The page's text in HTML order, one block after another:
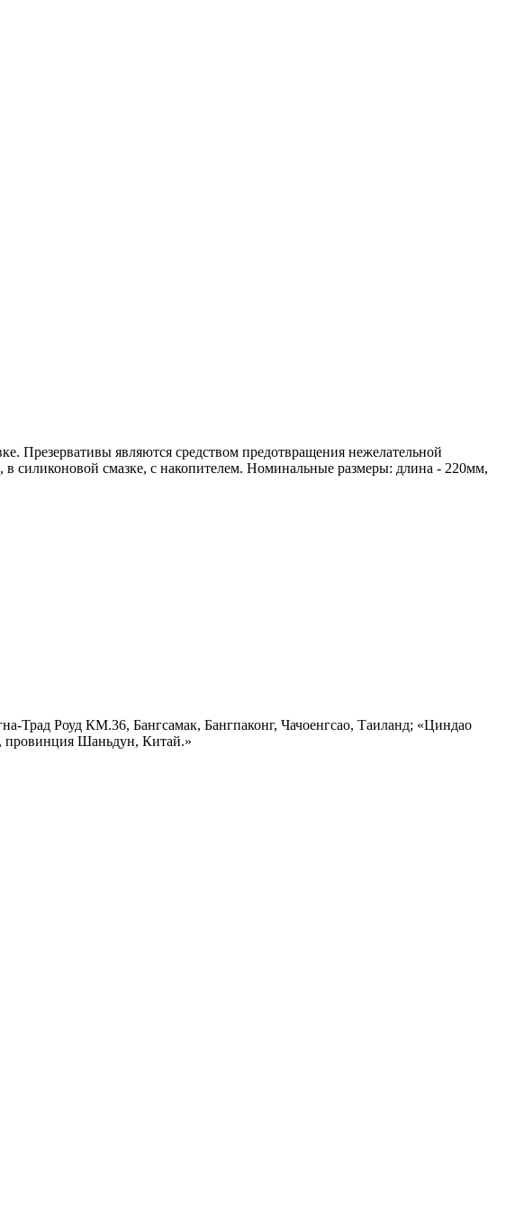
Презервативы являются средством предотвращения нежелательной
силиконовой смазке, с накопителем. Номинальные размеры: длина - 220мм,
Трад Роуд КМ.36, Бангсамак, Бангпаконг, Чачоенгсао, Таиланд; «Циндао
Шаньдун, Китай.»